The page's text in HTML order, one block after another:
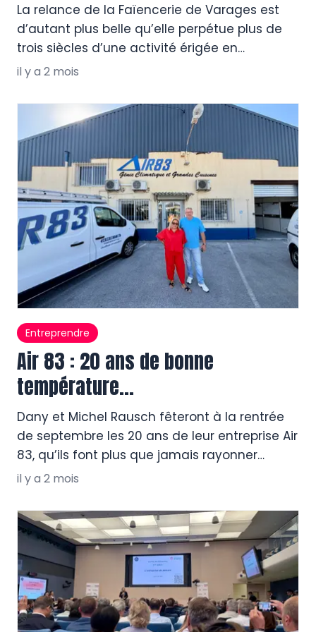
La relance de la Faïencerie de Varages est
d’autant plus belle qu’elle perpétue plus de
trois siècles d’une activité érigée en
patrimoine industriel (depuis (1695). Le
entendu par les partenaires privés et publics.
Parfois, l’aventure entrepreneuriale tient à
peu de choses et la vérité n’est pas loin. […]
il y a 2 mois
Entreprendre
Air 83 : 20 ans de bonne
température…
Dany et Michel Rausch fêteront à la rentrée
de septembre les 20 ans de leur entreprise Air
83, qu’ils font plus que jamais rayonner
depuis le siège de Six-Fours dans leur
dans le chaud et froid conduites avec
maîtrise et professionnalisme. Quand on
aime, on a toujours 20 ans. L’adage […]
il y a 2 mois